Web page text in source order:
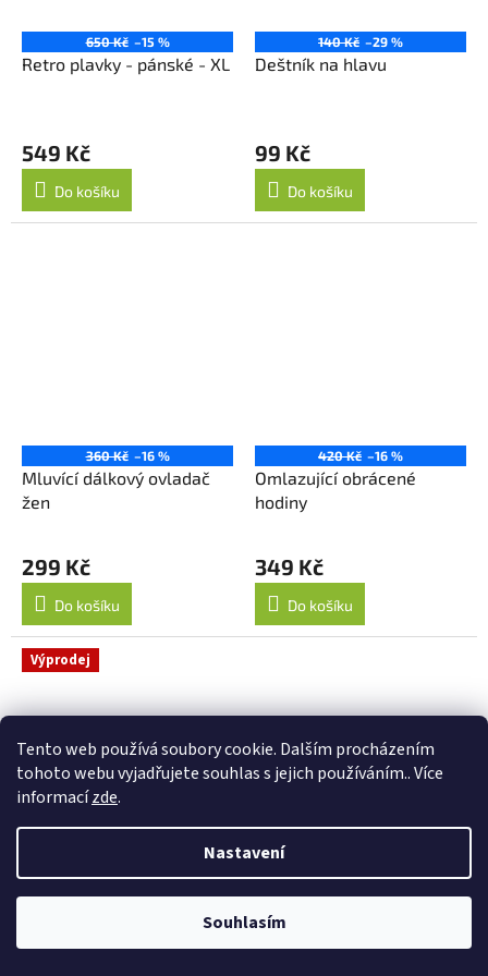
Tento web používá soubory cookie. Dalším procházením
tohoto webu vyjadřujete souhlas s jejich používáním.. Více
informacízde.
Nastavení
Souhlasím
650 Kč –15 %
Retro plavky - pánské - XL
549 Kč
Do košíku
140 Kč –29 %
Deštník na hlavu
99 Kč
Do košíku
360 Kč –16 %
Mluvící dálkový ovladač
žen
299 Kč
Do košíku
420 Kč –16 %
Omlazující obrácené
hodiny
349 Kč
Do košíku
Výprodej
Chechtací pytlík
Průměrné
Paruka Afro černá
Průměrné